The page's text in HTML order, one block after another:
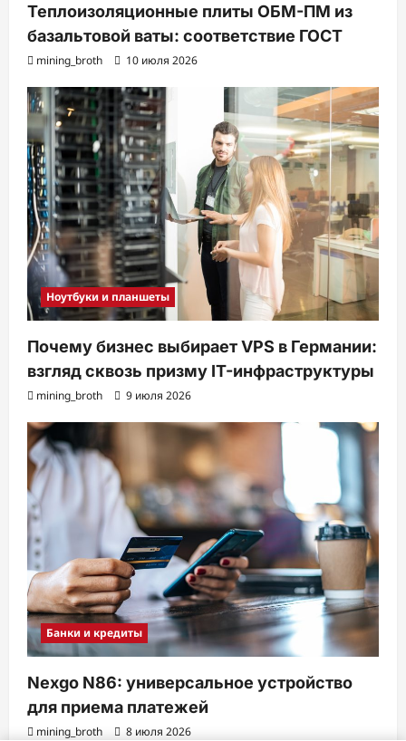
Теплоизоляционные плиты ОБМ-ПМ из
базальтовой ваты: соответствие ГОСТ
mining_broth 10 июля 2026
Ноутбуки и планшеты
Почему бизнес выбирает VPS в Германии:
взгляд сквозь призму IT-инфраструктуры
mining_broth 9 июля 2026
Банки и кредиты
Nexgo N86: универсальное устройство
для приема платежей
mining_broth 8 июля 2026